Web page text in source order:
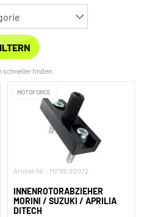
schneller finden
MOTOFORCE
Artikel-Nr.: MF99.00072
INNENROTORABZIEHER
MORINI / SUZUKI / APRILIA
DITECH